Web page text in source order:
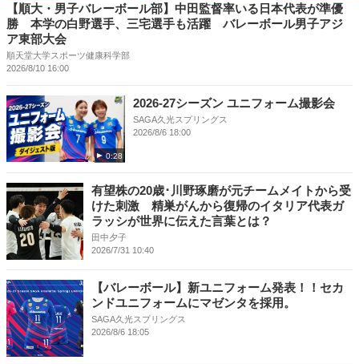
【順大・男子バレーボール部】中田監督率いる日本代表が準優
勝 本学の白野選手、三宅選手も活躍 バレーボール男子アジ
ア東部大会
順天堂大学スポーツ健康科学部
2026/8/10 16:00
0:28
2026-27シーズン ユニフォーム撮影会
SAGA久光スプリングス
2026/8/6 18:00
有望株の20歳･川野琢磨が元チームメイトから受
けた刺激 精巣がんから復帰のイタリア代表ガ
ラッシが世界に伝えた言葉とは？
田中夕子
2026/7/31 10:40
【バレーボール】新ユニフォーム発表！！セカ
ンドユニフォームにマゼンタを採用。
SAGA久光スプリングス
2026/8/6 18:05